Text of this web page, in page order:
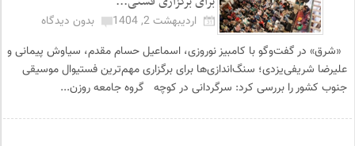
اردیبهشت 2, 1404
بدون دیدگاه
«شرق» در گفت‌وگو با کامبیز نوروزی، اسماعیل حسام مقدم، سیاوش پیمانی و
علیرضا شریفی‌یزدی؛ سنگ‌اندازی‌ها برای برگزاری مهم‌ترین فستیوال موسیقی
جنوب کشور را بررسی کرد: سرگردانی در کوچه گروه جامعه روزن...